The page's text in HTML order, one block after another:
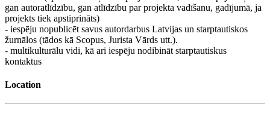
gan autoratlīdzību, gan atlīdzību par projekta vadīšanu, gadījumā, ja
projekts tiek apstiprināts)
- iespēju nopublicēt savus autordarbus Latvijas un starptautiskos
žurnālos (tādos kā Scopus, Jurista Vārds utt.).
- multikulturālu vidi, kā ari iespēju nodibināt starptautiskus
kontaktus
Location